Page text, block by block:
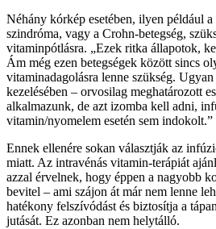
Néhány kórkép esetében, ilyen például
szindróma, vagy a Crohn-betegség,
vitaminpótlásra. „Ezek ritka állapotok,
Ám még ezen betegségek között sincs
vitaminadagolásra lenne szükség.
kezelésében – orvosilag meghatározott
alkalmazunk, de azt izomba kell adni,
vitamin/nyomelem esetén sem indokolt.”
Ennek ellenére sokan választják az
miatt. Az intravénás vitamin-terápiát
azzal érvelnek, hogy éppen a nagyobb
bevitel – ami szájon át már nem lenne
hatékony felszívódást és biztosítja a
jutását. Ez azonban nem helytálló.